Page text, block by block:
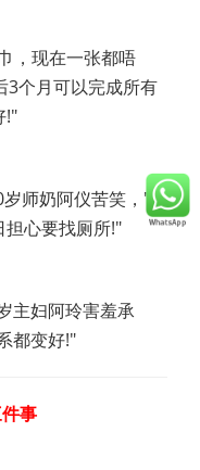
，现在一张都唔
3个月可以完成所有
!"
师奶阿仪苦笑，"现
心要找厕所!"
主妇阿玲害羞承
都变好!"
事